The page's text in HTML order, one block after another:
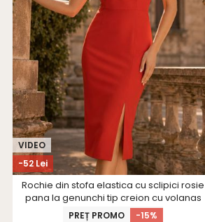
-52 Lei
VIDEO
Rochie din stofa elastica cu sclipici rosie
pana la genunchi tip creion cu volanas
pe umar - StarShinerS
PREȚ PROMO -15%